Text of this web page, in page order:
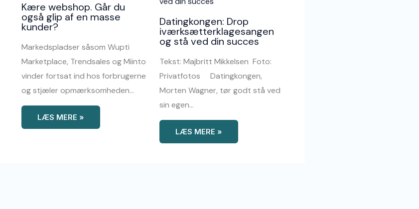
Kære webshop. Går du
også glip af en masse
kunder?
Markedspladser såsom Wupti
Marketplace, Trendsales og Miinto
vinder fortsat ind hos forbrugerne
og stjæler opmærksomheden…
LÆS MERE »
Datingkongen: Drop
iværksætterklagesangen
og stå ved din succes
Tekst: Majbritt Mikkelsen Foto:
Privatfotos Datingkongen,
Morten Wagner, tør godt stå ved
sin egen…
LÆS MERE »